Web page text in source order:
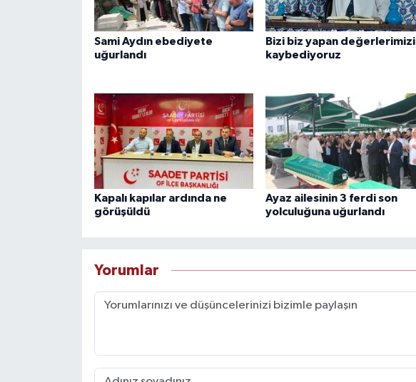
Sami Aydın ebediyete
uğurlandı
Bizi biz yapan değerlerimizi
kaybediyoruz
Kapalı kapılar ardında ne
görüşüldü
Ayaz ailesinin 3 ferdi son
yolculuğuna uğurlandı
Yorumlar